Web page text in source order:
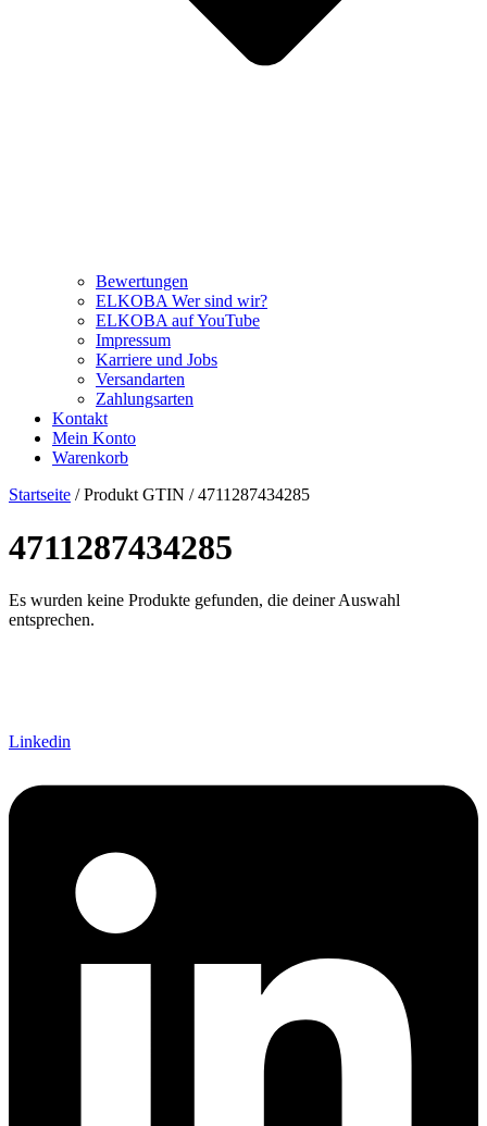
Bewertungen
ELKOBA Wer sind wir?
ELKOBA auf YouTube
Impressum
Karriere und Jobs
Versandarten
Zahlungsarten
Kontakt
Mein Konto
Warenkorb
Startseite / Produkt GTIN / 4711287434285
4711287434285
Es wurden keine Produkte gefunden, die deiner Auswahl
entsprechen.
Linkedin